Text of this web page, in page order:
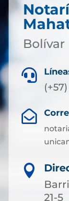
Bolívar



21-5